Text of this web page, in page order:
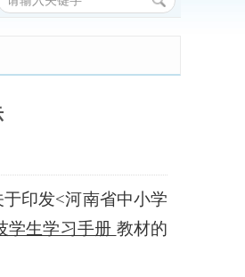
印发<河南省中小学
学生学习手册 教材的